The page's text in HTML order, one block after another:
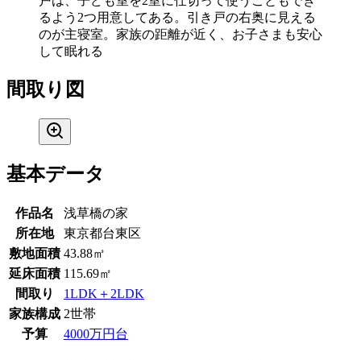
るよう2つ用意してある。引き戸の右奥に見える
のが主寝室。家族の距離が近く、お子さまも安心
して眠れる
間取り図
基本データ
作品名
浅草橋の家
所在地
東京都台東区
敷地面積 43.88㎡
延床面積 115.69㎡
間取り
1LDK＋2LDK
家族構成 2世帯
予算
4000万円台